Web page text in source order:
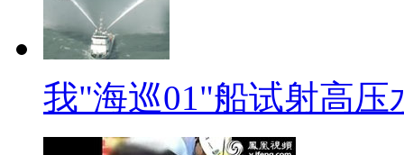
5175元，双班车每月约8280元
包含了经营公司的刚性支出(司
部分出租车司机在抱怨收入减
榨司机的根源。
我"海巡01"船试射高压